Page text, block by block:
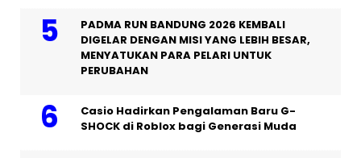
PADMA RUN BANDUNG 2026 KEMBALI
DIGELAR DENGAN MISI YANG LEBIH BESAR,
MENYATUKAN PARA PELARI UNTUK
PERUBAHAN
Casio Hadirkan Pengalaman Baru G-
SHOCK di Roblox bagi Generasi Muda